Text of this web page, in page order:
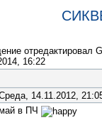
отредактировал
16:22
14.11.2012,
в ПЧ